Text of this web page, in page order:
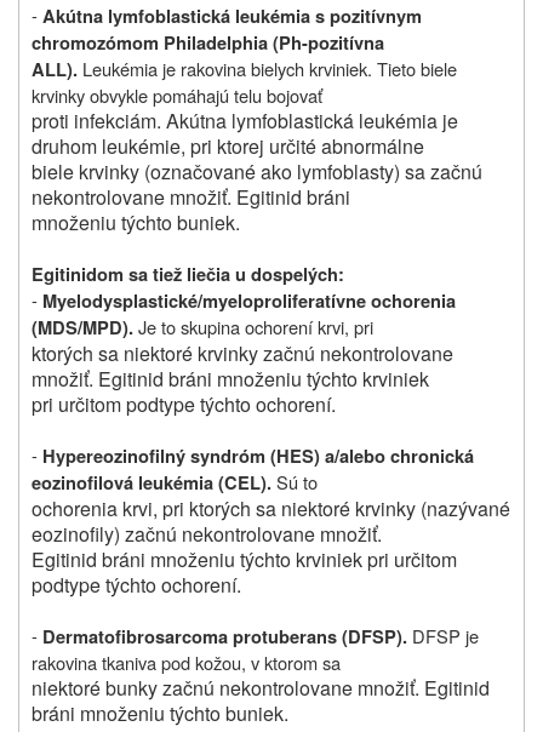
-Akútna lymfoblastická leukémia s pozitívnym
chromozómom Philadelphia (Ph-pozitívna
ALL). Leukémia je rakovina bielych krviniek. Tieto biele
krvinky obvykle pomáhajú telu bojovať
proti infekciám. Akútna lymfoblastická leukémia je
druhom leukémie, pri ktorej určité abnormálne
biele krvinky (označované ako lymfoblasty) sa začnú
nekontrolovane množiť. Egitinid bráni
množeniu týchto buniek.
Egitinidom sa tiež liečia u dospelých:
- Myelodysplastické/myeloproliferatívne ochorenia
(MDS/MPD).Je to skupina ochorení krvi, pri
ktorých sa niektoré krvinky začnú nekontrolovane
množiť. Egitinid bráni množeniu týchto krviniek
pri určitom podtype týchto ochorení.
- Hypereozinofilný syndróm (HES) a/alebo chronická
eozinofilová leukémia (CEL).Sú to
ochorenia krvi, pri ktorých sa niektoré krvinky (nazývané
eozinofily) začnú nekontrolovane množiť.
Egitinid bráni množeniu týchto krviniek pri určitom
podtype týchto ochorení.
- Dermatofibrosarcoma protuberans (DFSP). DFSP je
rakovina tkaniva pod kožou, v ktorom sa
niektoré bunky začnú nekontrolovane množiť. Egitinid
bráni množeniu týchto buniek.